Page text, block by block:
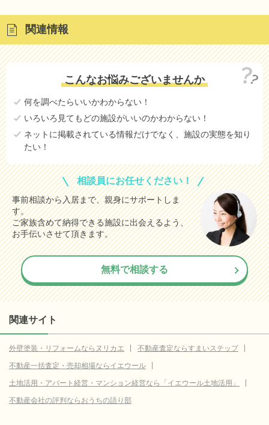
関連情報
こんなお悩みございませんか
何を調べたらいいかわからない！
いろいろ見てもどの施設がいいのかわからない！
ネットに掲載されている情報だけでなく、施設の実態を知り
たい！
相談員にお任せください！
事前相談から入居まで、親身にサポートしま
す。
ご家族含めて納得できる施設に出会えるよう、
お手伝いさせて頂きます。
無料で相談する
関連サイト
外壁塗装・リフォームならヌリカエ
不動産査定ならすまいステップ
不動産一括査定・売却相場ならイエウール
土地活用・アパート経営・マンション経営なら「イエウール土地活用」
不動産会社の評判ならおうちの語り部